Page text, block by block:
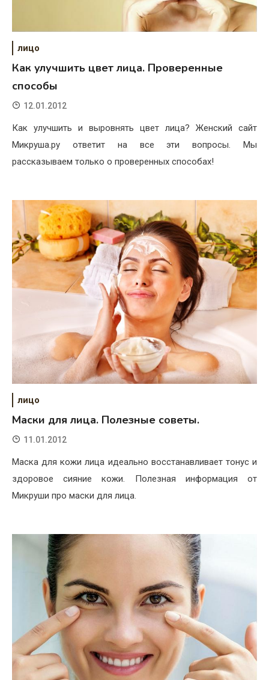
лицо
Как улучшить цвет лица. Проверенные
способы
12.01.2012
Как улучшить и выровнять цвет лица? Женский сайт
Микруша.ру ответит на все эти вопросы. Мы
рассказываем только о проверенных способах!
лицо
Маски для лица. Полезные советы.
11.01.2012
Маска для кожи лица идеально восстанавливает тонус и
здоровое сияние кожи. Полезная информация от
Микруши про маски для лица.